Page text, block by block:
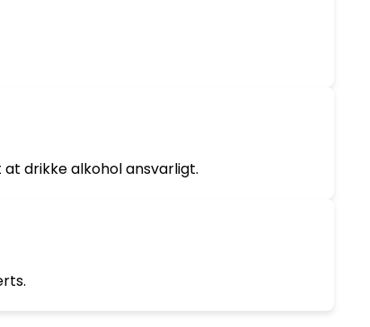
drikke alkohol ansvarligt.